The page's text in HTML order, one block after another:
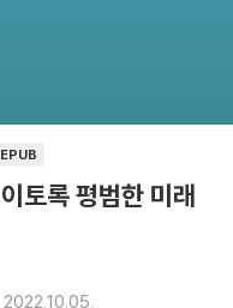
EPUB
이토록 평범한 미래
2022.10.05.